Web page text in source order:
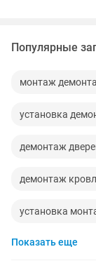
Популярные
монтаж
установка
демонтаж
демонтаж
установка
установка
Показать еще